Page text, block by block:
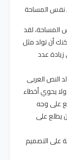
نفس المساحة
لقد
أن تولد مثل
عدد
النص العربى
يحوي أخطاء
على وجه
يطلع على
التصميم